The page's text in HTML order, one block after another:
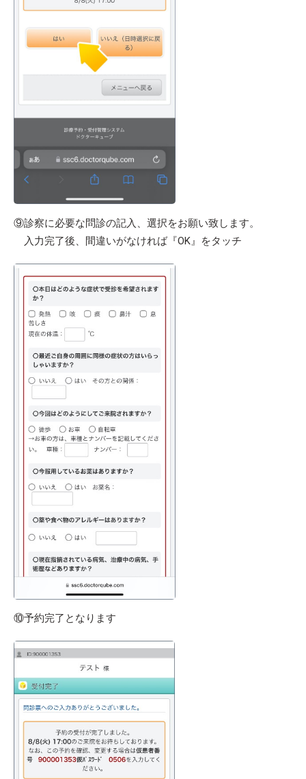
⑨診察に必要な問診の記入、選択をお願い致します。
入力完了後、間違いがなければ『OK』をタッチ
⑩予約完了となります